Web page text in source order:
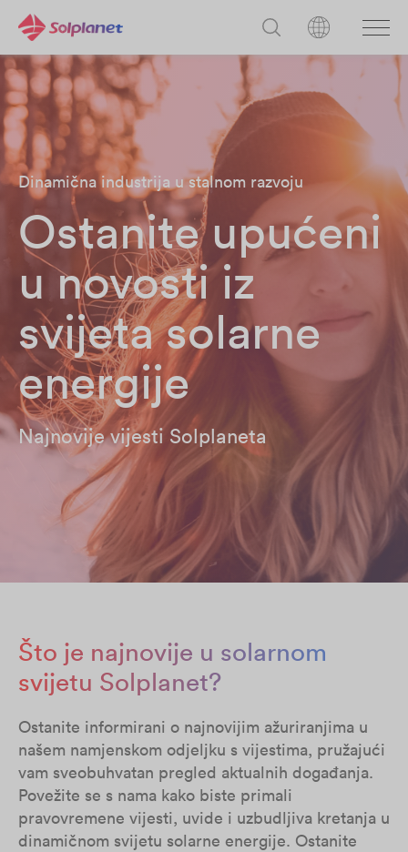
Dinamična industrija u stalnom razvoju
Ostanite upućeni
u novosti iz
svijeta solarne
energije
Najnovije vijesti Solplaneta
Što je najnovije u solarnom
svijetu Solplanet?
Ostanite informirani o najnovijim ažuriranjima u
našem namjenskom odjeljku s vijestima, pružajući
vam sveobuhvatan pregled aktualnih događanja.
Povežite se s nama kako biste primali
pravovremene vijesti, uvide i uzbudljiva kretanja u
dinamičnom svijetu solarne energije. Ostanite